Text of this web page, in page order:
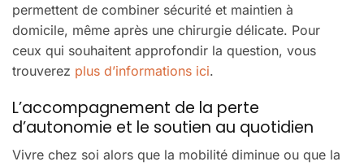
permettent de combiner sécurité et maintien à
domicile, même après une chirurgie délicate. Pour
ceux qui souhaitent approfondir la question, vous
trouverez plus d’informations ici.
L’accompagnement de la perte
d’autonomie et le soutien au quotidien
Vivre chez soi alors que la mobilité diminue ou que la